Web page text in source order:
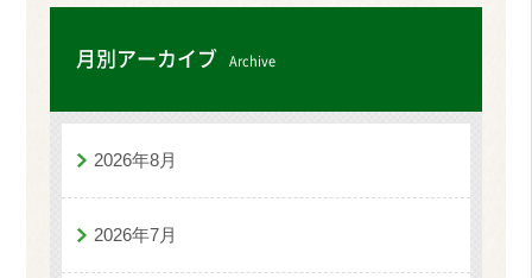
月別アーカイブ Archive
2026年8月
2026年7月